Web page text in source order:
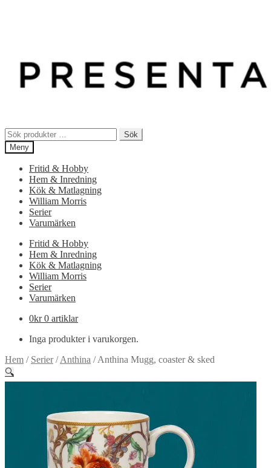
Sök
efter:
Sök
Meny
Fritid & Hobby
Hem & Inredning
Kök & Matlagning
William Morris
Serier
Varumärken
Fritid & Hobby
Hem & Inredning
Kök & Matlagning
William Morris
Serier
Varumärken
0kr 0 artiklar
Inga produkter i varukorgen.
Hem / Serier/Anthina /Anthina Mugg, coaster & sked
🔍